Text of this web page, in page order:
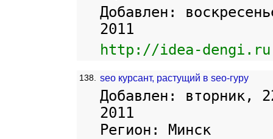
Добавлен:
2011
http://idea-dengi.ru
138. seo курсант, растущий в seo-гуру
Добавлен: вторник,
2011
Регион: Минск